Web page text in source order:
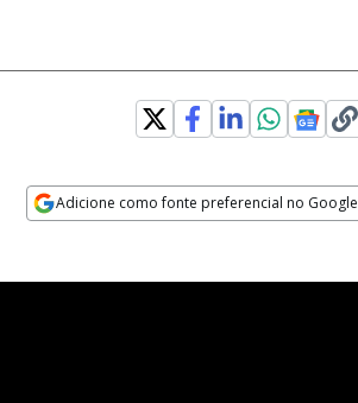
Adicione como fonte preferencial no Google